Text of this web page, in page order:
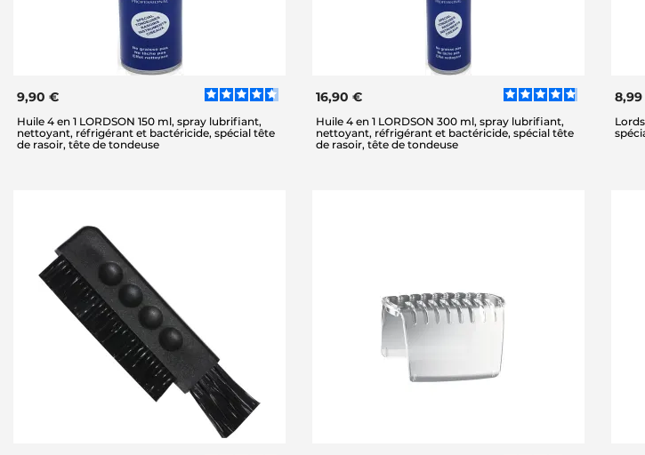
9,90 €
Huile 4 en 1 LORDSON 150 ml, spray lubrifiant,
nettoyant, réfrigérant et bactéricide, spécial tête
de rasoir, tête de tondeuse
16,90 €
Huile 4 en 1 LORDSON 300 ml, spray lubrifiant,
nettoyant, réfrigérant et bactéricide, spécial tête
de rasoir, tête de tondeuse